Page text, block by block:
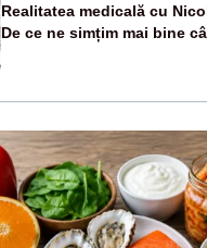
Realitatea medicală cu
De ce ne simțim mai bine